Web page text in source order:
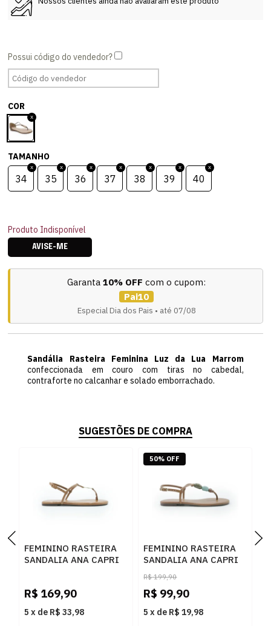
COR
TAMANHO
34 35 36 37 38 39 40
Produto Indisponível
AVISE-ME
Garanta 10% OFF com o cupom:
Pai10
Especial Dia dos Pais • até 07/08
Sandália Rasteira Feminina Luz da Lua Marrom
confeccionada em couro com tiras no cabedal,
contraforte no calcanhar e solado emborrachado.
SUGESTÕES DE COMPRA
FEMININO RASTEIRA
SANDALIA ANA CAPRI
R$ 169,90
5 x de R$ 33,98
FEMININO RASTEIRA
SANDALIA ANA CAPRI
C3029400270004 AC
CUOIO
R$ 199,90
R$ 99,90
5 x de R$ 19,98
50% OFF